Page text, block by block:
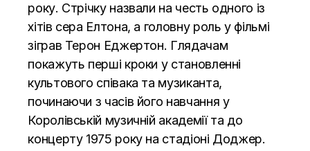
року. Стрічку назвали на честь одного із
хітів сера Елтона, а головну роль у фільмі
зіграв Терон Еджертон. Глядачам
покажуть перші кроки у становленні
культового співака та музиканта,
починаючи з часів його навчання у
Королівській музичній академії та до
концерту 1975 року на стадіоні Доджер.